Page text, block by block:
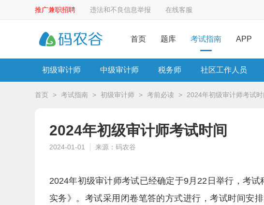
推广兼职招聘 违法和不良信息举报 在线客服
首页 题库 考试指南 APP
初级审计师 中级审计师 税务师 社区工作人员
首页 > 考试指南 > 初级审计师 > 考前必读 > 2024年初级审计师考试时
2024年初级审计师考试时间
2024-01-01 来源：码农谷
2024年初级审计师考试已经确定于9月22日举行，考
实务》。考试采用闭卷笔答的方式进行，考试时间安